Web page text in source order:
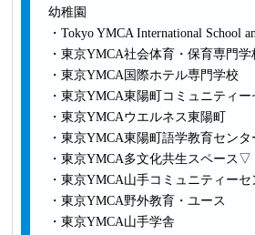
幼稚園
・Tokyo YMCA International School
・東京YMCA社会体育・保育専門学
・東京YMCA国際ホテル専門学校
・東京YMCA東陽町コミュニティー
・東京YMCAウエルネス東陽町
・東京YMCA東陽町語学教育センタ
・東京YMCA多文化共生スペース▽
・東京YMCA山手コミュニティーセ
・東京YMCA野外教育・ユース
・東京YMCA山手学舎